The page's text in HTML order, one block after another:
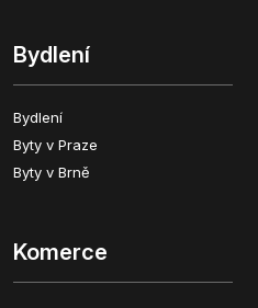
Bydlení
Bydlení
Byty v Praze
Byty v Brně
Komerce